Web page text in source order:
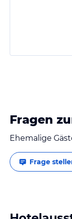
Fragen
Ehemalige
Frage